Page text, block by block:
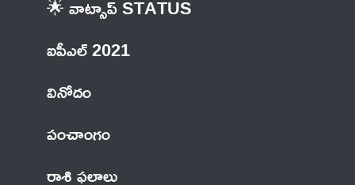
🌟 వాట్సాప్ STATUS
ఐపీఎల్ 2021
వినోదం
పంచాంగం
రాశి ఫలాలు